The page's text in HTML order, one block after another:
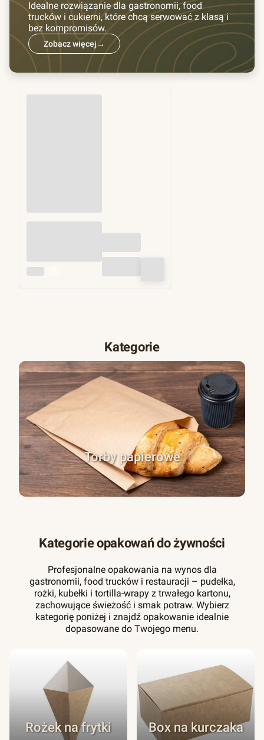
Idealne rozwiązanie dla gastronomii, food
trucków i cukierni, które chcą serwować z klasą i
bez kompromisów.
Zobacz więcej→
Kategorie
Torby papierowe
Kategorie opakowań do żywności
Profesjonalne opakowania na wynos dla
gastronomii, food trucków i restauracji – pudełka,
rożki, kubełki i tortilla-wrapy z trwałego kartonu,
zachowujące świeżość i smak potraw. Wybierz
kategorię poniżej i znajdź opakowanie idealnie
dopasowane do Twojego menu.
Rożek na frytki Box na kurczaka